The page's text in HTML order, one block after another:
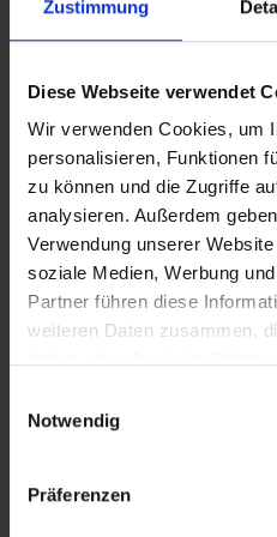
Zustimmung
Diese Webseite verwendet
Wir verwenden Cookies, um
personalisieren, Funktionen
zu können und die Zugriffe
analysieren. Außerdem
Verwendung unserer
soziale Medien, Werbung
Partner führen diese
weiteren Daten zusammen,
Notwendig
Präferenzen
In Sicherheit
Vollversion
25 Quadratmeter
25 Quadratmeter IT
Zusätzliches